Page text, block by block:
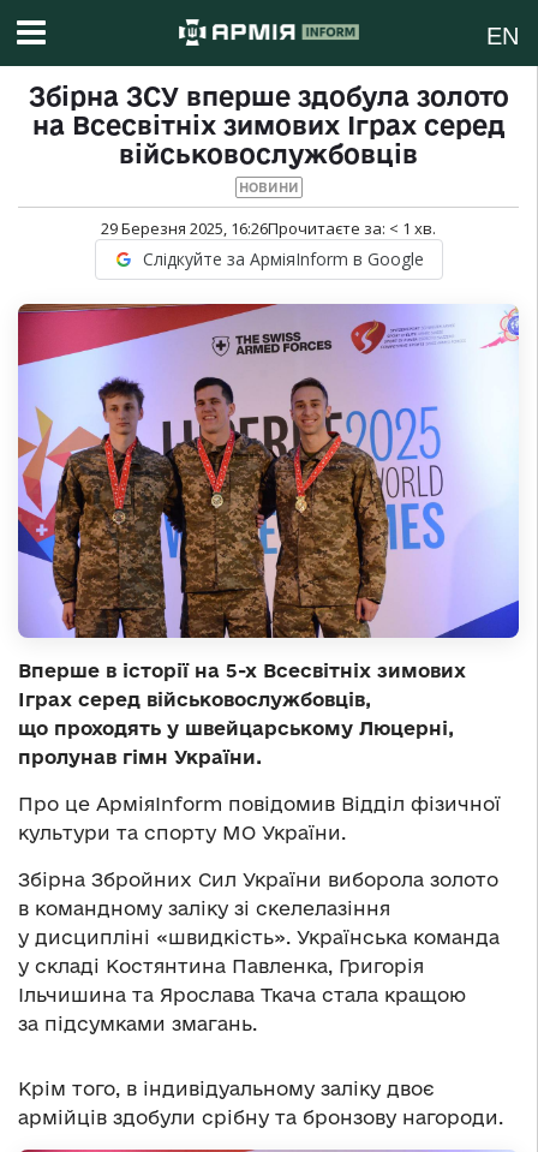
EN
Збірна ЗСУ вперше здобула золото
на Всесвітніх зимових Іграх серед
військовослужбовців
НОВИНИ
29 Березня 2025, 16:26Прочитаєте за: < 1 хв.
Слідкуйте за АрміяInform в Google
Вперше в історії на 5-х Всесвітніх зимових
Іграх серед військовослужбовців,
що проходять у швейцарському Люцерні,
пролунав гімн України.
Про це АрміяInform повідомив Відділ фізичної
культури та спорту МО України.
Збірна Збройних Сил України виборола золото
в командному заліку зі скелелазіння
у дисципліні «швидкість». Українська команда
у складі Костянтина Павленка, Григорія
Ільчишина та Ярослава Ткача стала кращою
за підсумками змагань.
Крім того, в індивідуальному заліку двоє
армійців здобули срібну та бронзову нагороди.